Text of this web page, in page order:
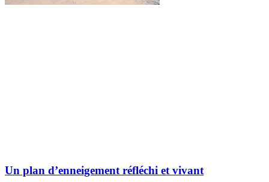
Un plan d’enneigement réfléchi et vivant